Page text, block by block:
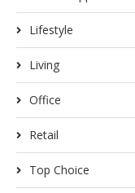
Lifestyle
Living
Office
Retail
Top Choice